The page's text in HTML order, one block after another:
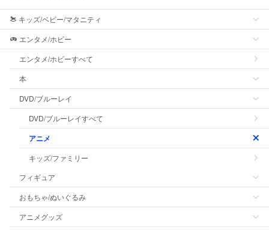
キッズ/ベビー/マタニティ
エンタメ/ホビー
エンタメ/ホビーすべて
本
DVD/ブルーレイ
DVD/ブルーレイすべて
アニメ
キッズ/ファミリー
フィギュア
おもちゃ/ぬいぐるみ
アニメグッズ